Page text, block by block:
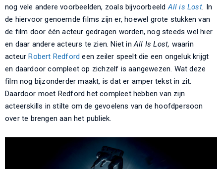
nog vele andere voorbeelden, zoals bijvoorbeeldAll is Lost. In
de hiervoor genoemde films zijn er, hoewel grote stukken van
de film door één acteur gedragen worden, nog steeds wel hier
en daar andere acteurs te zien. Niet inAll Is Lost, waarin
acteurRobert Redford een zeiler speelt die een ongeluk krijgt
en daardoor compleet op zichzelf is aangewezen. Wat deze
film nog bijzonderder maakt, is dat er amper tekst in zit.
Daardoor moet Redford het compleet hebben van zijn
acteerskills in stilte om de gevoelens van de hoofdpersoon
over te brengen aan het publiek.